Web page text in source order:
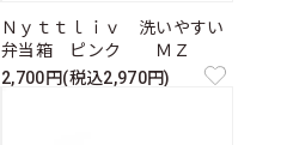
Ｎｙｔｔｌｉｖ 洗いやすい
弁当箱 ピンク ＭＺ
2,700円(税込2,970円)